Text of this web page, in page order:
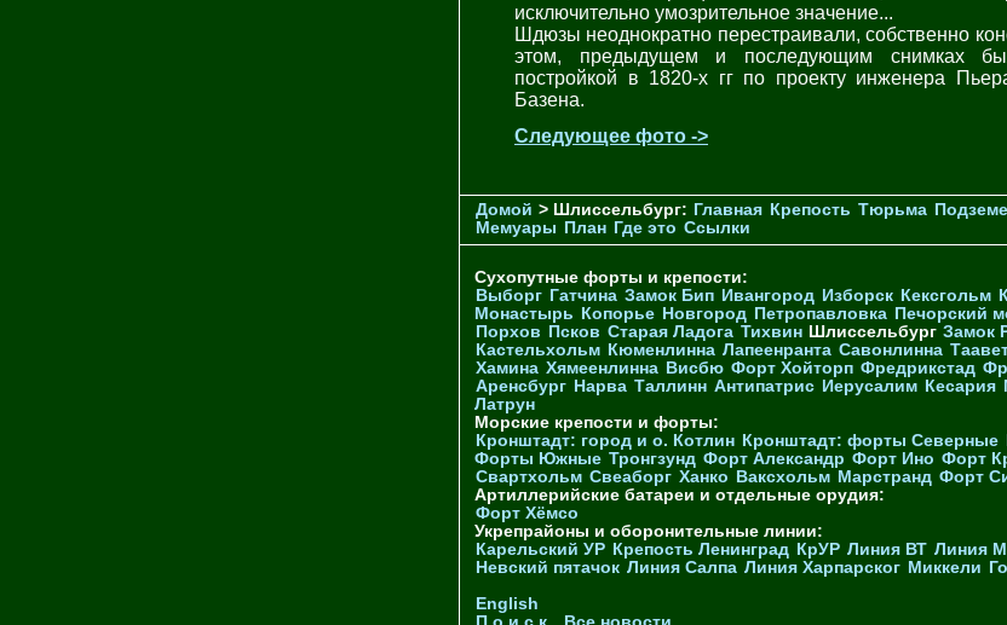
исключительно умозрительное значение...
Шдюзы неоднократно перестраивали, собственно
этом, предыдущем и последующим снимках
постройкой в 1820-х гг по проекту инженера
Базена.
Следующее фото ->
Домой > Шлиссельбург: Главная Крепость Тюрьма
Мемуары
План Где это Ссылки
Сухопутные форты и крепости:
Выборг Гатчина Замок Бип Ивангород Изборск Кексгольм
Монастырь
Копорье Новгород Петропавловка Печорcкий
Порхов
Псков Старая Ладога Тихвин Шлиссельбург Замок
Кастельхольм Кюменлинна Лапеенранта Савонлинна
Хамина Хямеенлинна Висбю Форт Хойторп Фредрикстад
Аренсбург Нарва Таллинн Антипатрис Иерусалим Кесария
Латрун
Морские крепости и форты:
Кронштадт: город и о. Котлин Кронштадт: форты Северные
Форты Южные Тронгзунд Форт Александр Форт Ино Форт
Свартхольм Свеаборг Ханко Ваксхольм Марстранд Форт
Артиллерийские батареи и отдельные орудия:
Форт Хёмсо
Укрепрайоны и оборонительные линии:
Карельский УР Крепость Ленинград КрУР Линия ВТ Линия
Невский пятачок Линия Салпа Линия Харпарског Миккели
English